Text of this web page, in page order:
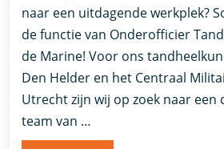
naar een uitdagende werkplek?
de functie van Onderofficier
de Marine! Voor ons
Den Helder en het Centraal
Utrecht zijn wij op zoek naar een
team van …